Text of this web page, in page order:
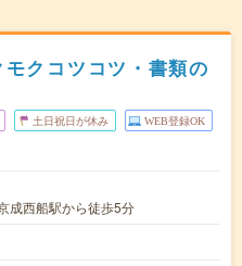
クコツコツ・書類の
土日祝日が休み WEB登録OK
成西船駅から徒歩5分